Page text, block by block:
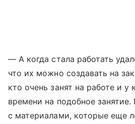
— А когда стала работать
что их можно создавать на
кто очень занят на работе и у
времени на подобное занятие.
с материалами, которые еще